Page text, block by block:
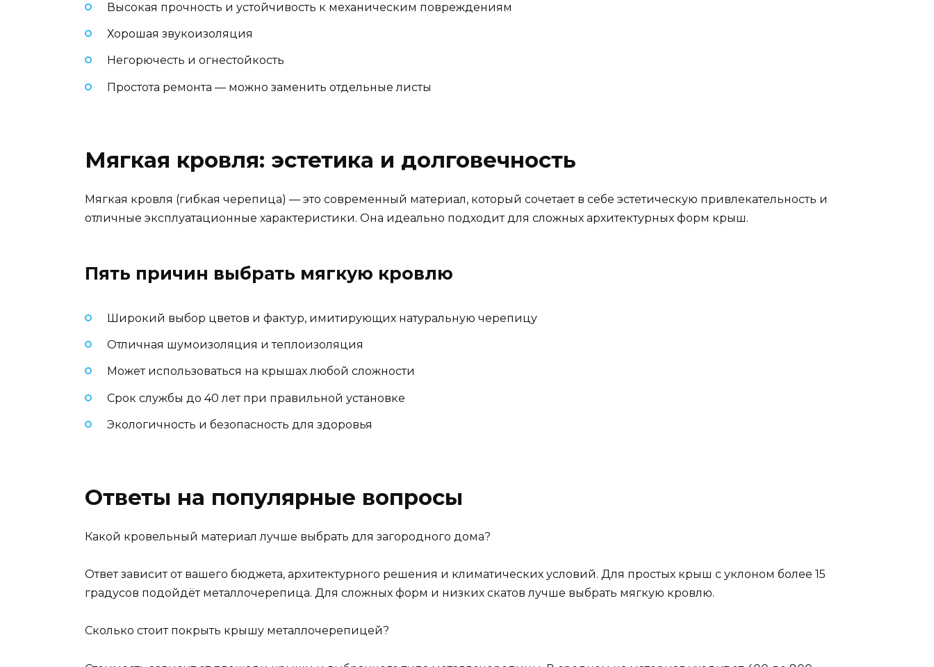
Высокая прочность и устойчивость к механическим повреждениям
Хорошая звукоизоляция
Негорючесть и огнестойкость
Простота ремонта — можно заменить отдельные листы
Мягкая кровля: эстетика и долговечность
Мягкая кровля (гибкая черепица) — это современный материал, который сочетает в себе эстетическую привлекательность и
отличные эксплуатационные характеристики. Она идеально подходит для сложных архитектурных форм крыш.
Пять причин выбрать мягкую кровлю
Широкий выбор цветов и фактур, имитирующих натуральную черепицу
Отличная шумоизоляция и теплоизоляция
Может использоваться на крышах любой сложности
Срок службы до 40 лет при правильной установке
Экологичность и безопасность для здоровья
Ответы на популярные вопросы
Какой кровельный материал лучше выбрать для загородного дома?
Ответ зависит от вашего бюджета, архитектурного решения и климатических условий. Для простых крыш с уклоном более 15
градусов подойдёт металлочерепица. Для сложных форм и низких скатов лучше выбрать мягкую кровлю.
Сколько стоит покрыть крышу металлочерепицей?